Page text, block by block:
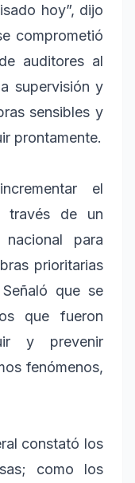
hoy”, dijo
comprometió
auditores al
supervisión y
sensibles y
prontamente.
el
través de un
para
prioritarias
que se
que fueron
y prevenir
fenómenos,
constató los
como los